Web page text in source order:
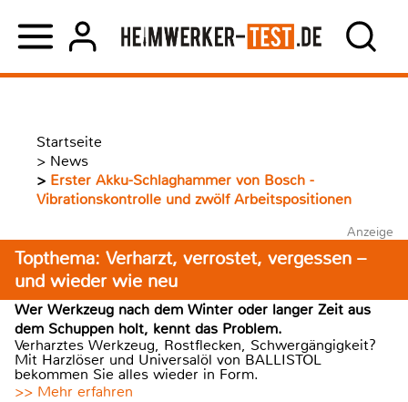
Startseite
> News
> Erster Akku-Schlaghammer von Bosch -
Vibrationskontrolle und zwölf Arbeitspositionen
Anzeige
Topthema: Verharzt, verrostet, vergessen –
und wieder wie neu
Wer Werkzeug nach dem Winter oder langer Zeit aus
dem Schuppen holt, kennt das Problem.
Verharztes Werkzeug, Rostflecken, Schwergängigkeit?
Mit Harzlöser und Universalöl von BALLISTOL
bekommen Sie alles wieder in Form.
>> Mehr erfahren